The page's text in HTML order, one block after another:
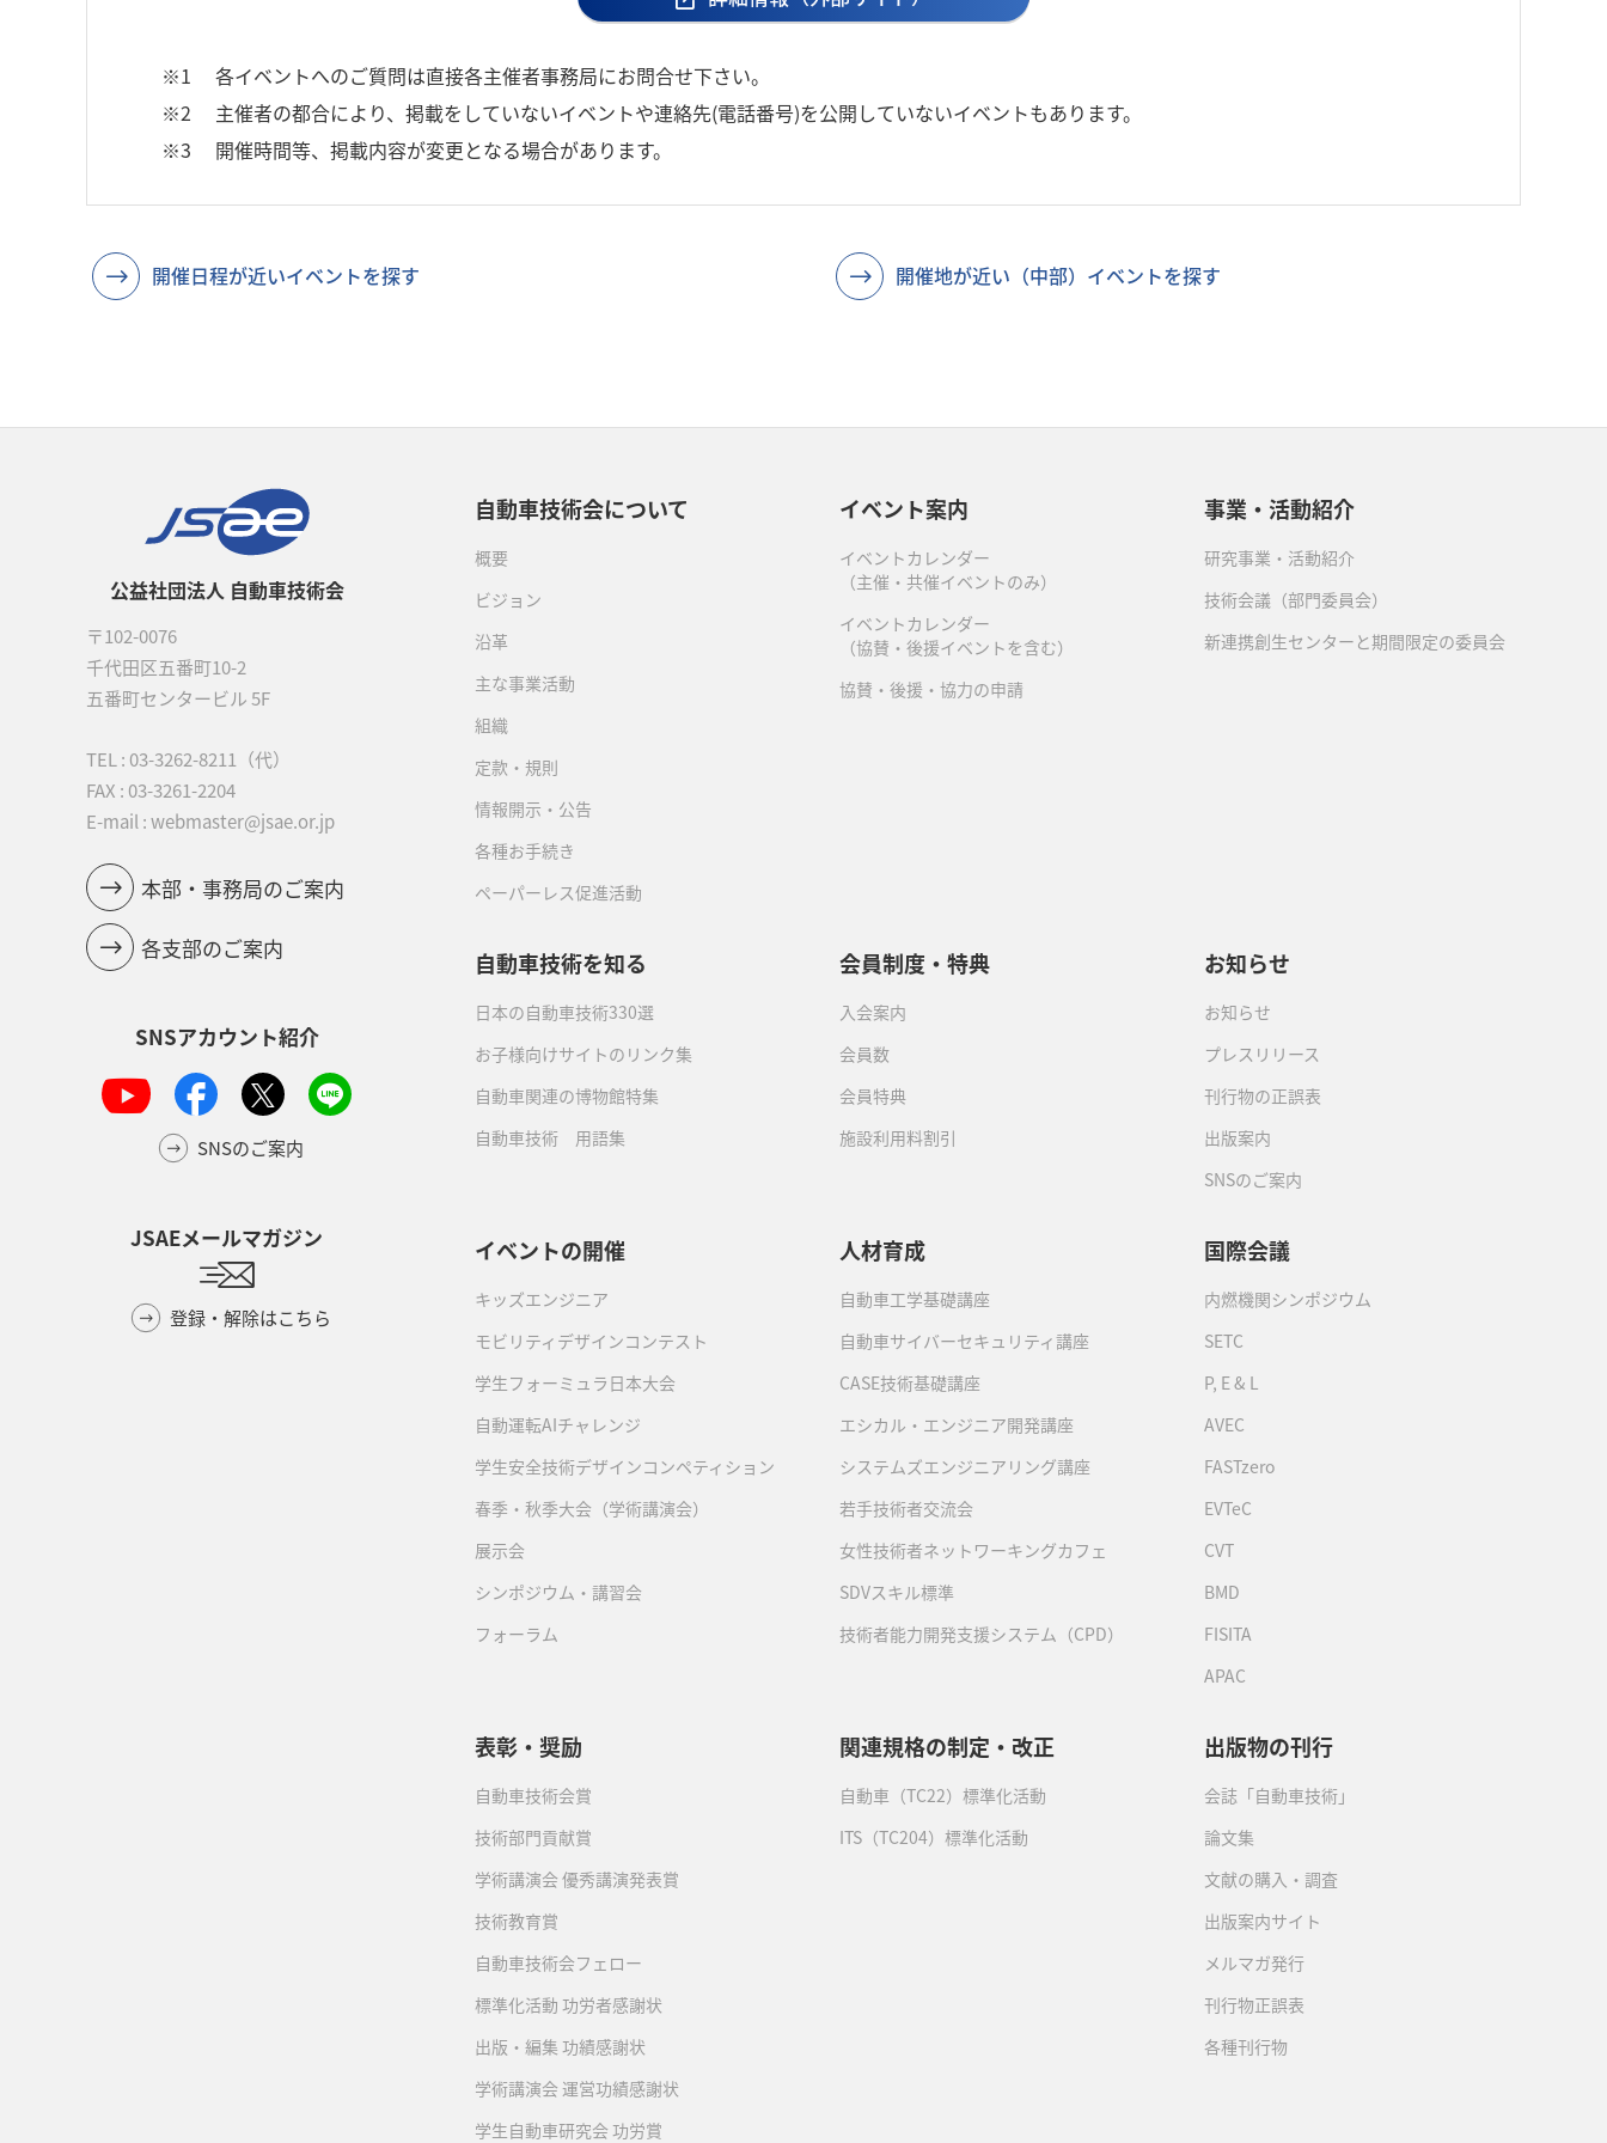
※1
各イベントへのご質問は直接各主催者事務局にお問合せ下さい。
※2
主催者の都合により、掲載をしていないイベントや連絡先(電話番号)を公開していないイベントもあります。
※3
開催時間等、掲載内容が変更となる場合があります。
開催日程が近いイベントを探す 開催地が近い（中部）イベントを探す
公益社団法人 自動車技術会
〒102-0076
千代田区五番町10-2
五番町センタービル 5F
TEL : 03-3262-8211
（代）
FAX : 03-3261-2204
E-mail : webmaster@jsae.or.jp
本部・事務局のご案内
各支部のご案内
SNSアカウント紹介
SNSのご案内
JSAEメールマガジン
登録・解除はこちら
自動車技術会について
概要
ビジョン
沿革
主な事業活動
組織
定款・規則
情報開示・公告
各種お手続き
ペーパーレス促進活動
イベント案内
イベントカレンダー
（主催・共催イベントのみ）
イベントカレンダー
（協賛・後援イベントを含む）
協賛・後援・協力の申請
事業・活動紹介
研究事業・活動紹介
技術会議（部門委員会）
新連携創生センターと期間限定の委員会
自動車技術を知る
日本の自動車技術330選
お子様向けサイトのリンク集
自動車関連の博物館特集
自動車技術 用語集
会員制度・特典
入会案内
会員数
会員特典
施設利用料割引
お知らせ
お知らせ
プレスリリース
刊行物の正誤表
出版案内
SNSのご案内
イベントの開催
キッズエンジニア
モビリティデザインコンテスト
学生フォーミュラ日本大会
自動運転AIチャレンジ
学生安全技術デザインコンペティション
春季・秋季大会（学術講演会）
展示会
シンポジウム・講習会
フォーラム
人材育成
自動車工学基礎講座
自動車サイバーセキュリティ講座
CASE技術基礎講座
エシカル・エンジニア開発講座
システムズエンジニアリング講座
若手技術者交流会
女性技術者ネットワーキングカフェ
SDVスキル標準
技術者能力開発支援システム（CPD）
国際会議
内燃機関シンポジウム
SETC
P, E & L
AVEC
FASTzero
EVTeC
CVT
BMD
FISITA
APAC
表彰・奨励
自動車技術会賞
技術部門貢献賞
学術講演会 優秀講演発表賞
技術教育賞
自動車技術会フェロー
標準化活動 功労者感謝状
出版・編集 功績感謝状
学術講演会 運営功績感謝状
学生自動車研究会 功労賞
関連規格の制定・改正
自動車（TC22）標準化活動
ITS（TC204）標準化活動
出版物の刊行
会誌「自動車技術」
論文集
文献の購入・調査
出版案内サイト
メルマガ発行
刊行物正誤表
各種刊行物